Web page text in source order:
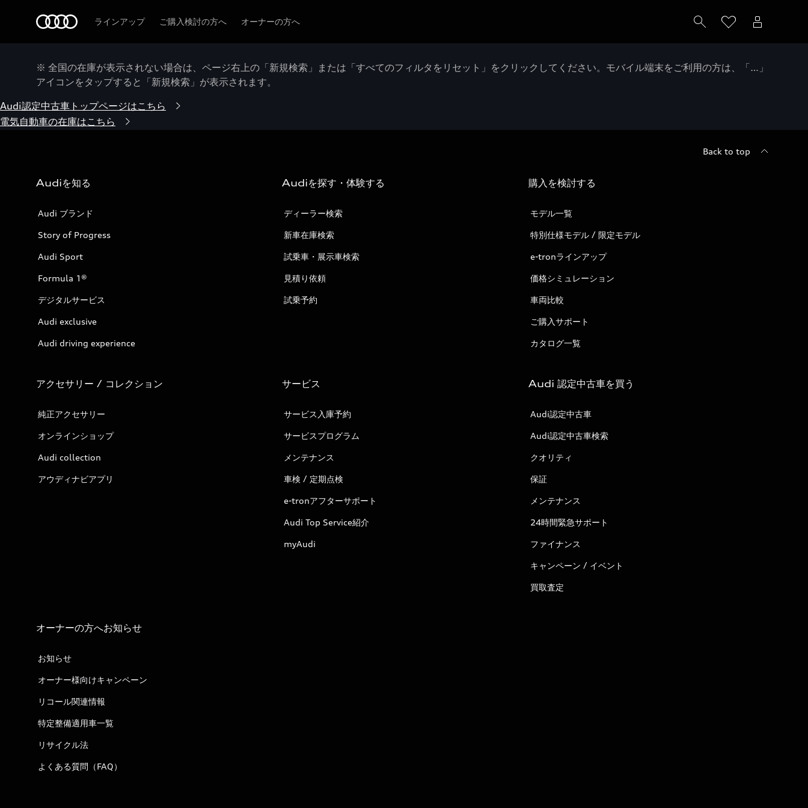
ラインアップ ご購入検討の方へ オーナーの方へ
※ 全国の在庫が表示されない場合は、ページ右上の「新規検索」または「すべてのフィルタをリセット」をクリックしてください。モバイル端末をご利用の方は、「…」
アイコンをタップすると「新規検索」が表示されます。
Audi認定中古車トップページはこちら
電気自動車の在庫はこちら
Back to top
Audiを知る
Audi ブランド
Story of Progress
Audi Sport
Formula 1®
デジタルサービス
Audi exclusive
Audi driving experience
Audiを探す・体験する
ディーラー検索
新車在庫検索
試乗車・展示車検索
見積り依頼
試乗予約
購入を検討する
モデル一覧
特別仕様モデル / 限定モデル
e-tronラインアップ
価格シミュレーション
車両比較
ご購入サポート
カタログ一覧
アクセサリー / コレクション
純正アクセサリー
オンラインショップ
Audi collection
アウディナビアプリ
サービス
サービス入庫予約
サービスプログラム
メンテナンス
車検 / 定期点検
e-tronアフターサポート
Audi Top Service紹介
myAudi
Audi 認定中古車を買う
Audi認定中古車
Audi認定中古車検索
クオリティ
保証
メンテナンス
24時間緊急サポート
ファイナンス
キャンペーン / イベント
買取査定
オーナーの方へお知らせ
お知らせ
オーナー様向けキャンペーン
リコール関連情報
特定整備適用車一覧
リサイクル法
よくある質問（FAQ）